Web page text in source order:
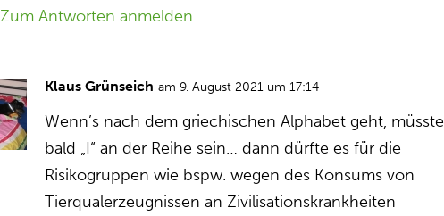
Zum Antworten anmelden
Klaus Grünseich am 9. August 2021 um 17:14
Wenn’s nach dem griechischen Alphabet geht, müsste
bald „I“ an der Reihe sein… dann dürfte es für die
Risikogruppen wie bspw. wegen des Konsums von
Tierqualerzeugnissen an Zivilisationskrankheiten